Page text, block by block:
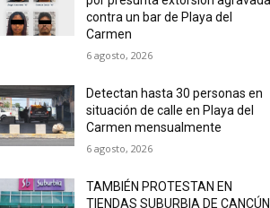
contra un bar de Playa del
Carmen
6 agosto, 2026
Detectan hasta 30 personas en
situación de calle en Playa del
Carmen mensualmente
6 agosto, 2026
TAMBIÉN PROTESTAN EN
TIENDAS SUBURBIA DE CANCÚN